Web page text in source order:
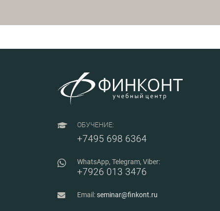
оборудования
оптимизацию
эффективности
ремонтного и
ОБУЧЕНИЕ:
+7495 698 6364
WhatsApp, Telegram, Viber:
+7926 013 3476
Email:seminar@finkont.ru